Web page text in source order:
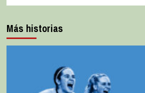
Más historias